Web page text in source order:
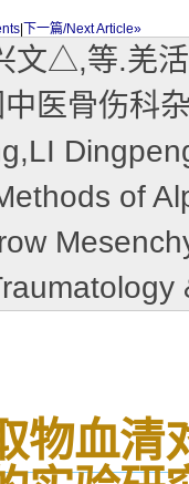
下一篇/Next Article»
文△,等.羌
医骨伤科
of
物血清